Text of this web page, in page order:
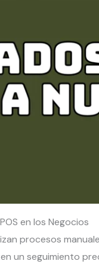
en los Negocios
procesos
un seguimiento